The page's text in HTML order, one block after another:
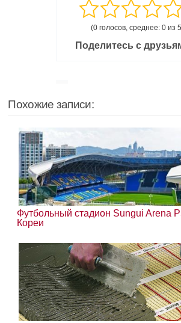
(0 голосов, среднее: 0 из
Поделитесь с
Похожие записи:
Футбольный стадион Sungui Arena
Кореи